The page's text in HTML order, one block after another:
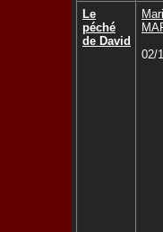
Le
péché
de David
02/